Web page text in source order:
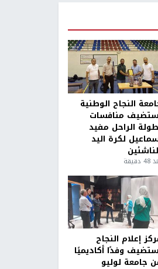
النجاح الوطنية
منافسات
الراحل مفيد
لكرة اليد
إعلام النجاح
وفدًا أكاديميًا
جامعة لوليو